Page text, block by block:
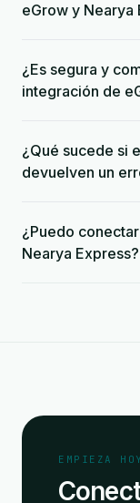
eGrow y Nearya
¿Es segura y
integración de
¿Qué sucede si
devuelven un
¿Puedo
Nearya Express?
EMPIEZA HOY